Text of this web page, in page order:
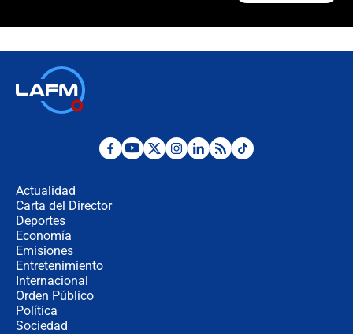
Posesión de Abelardo De La Espriella
Actualidad
Carta del Director
Deportes
Economía
Emisiones
Entretenimiento
Internacional
Orden Público
Política
Sociedad